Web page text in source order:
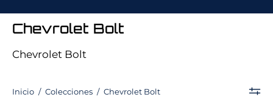
Chevrolet Bolt
Chevrolet Bolt
Inicio / Colecciones / Chevrolet Bolt